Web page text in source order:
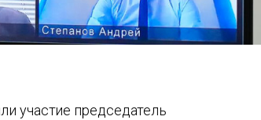
участие председатель